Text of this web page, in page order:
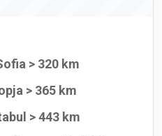
> 320 km
> 365 km
> 443 km